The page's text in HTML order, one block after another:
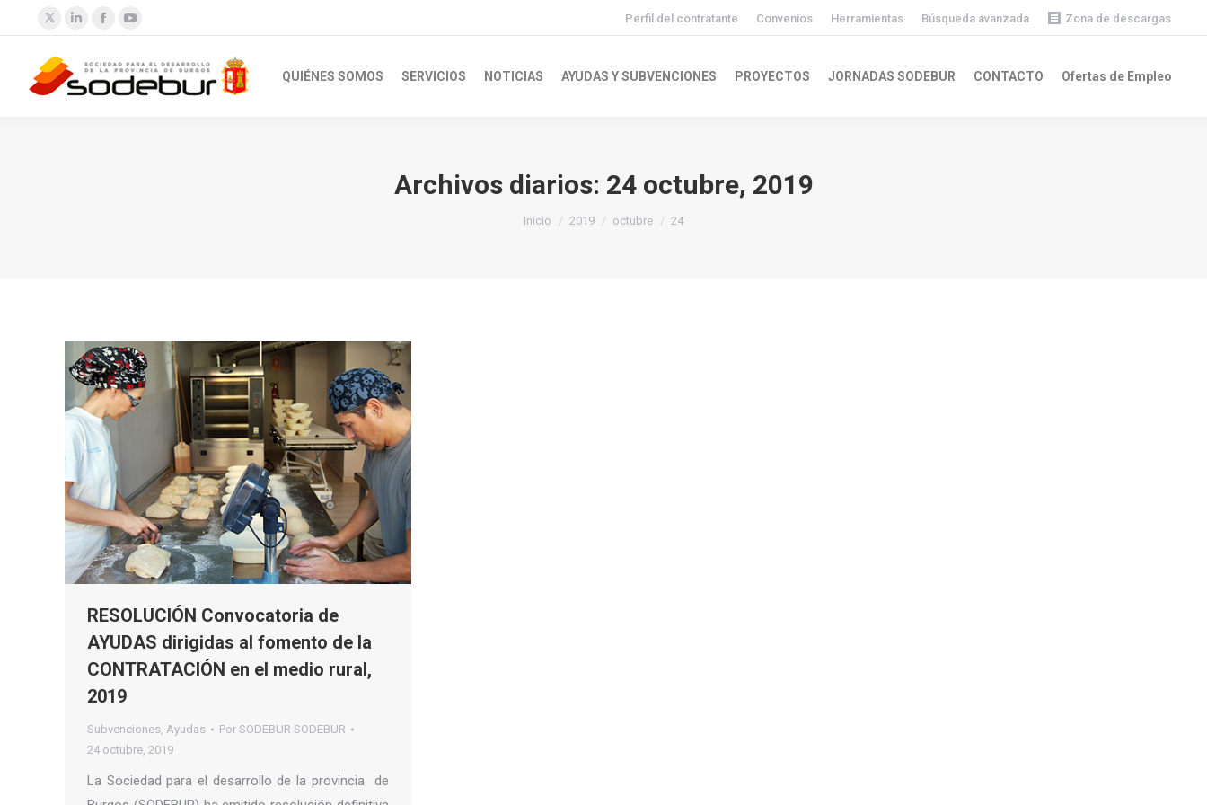
LinkedinFacebook
Perfil del contratante Convenios Herramientas Búsqueda avanzada Zona de descargas
QUIÉNES SOMOS SERVICIOS NOTICIAS AYUDAS Y SUBVENCIONES PROYECTOS JORNADAS SODEBUR CONTACTO Ofertas de Empleo
Archivos diarios: 24 octubre, 2019
Inicio 2019 octubre 24
RESOLUCIÓN Convocatoria de
AYUDAS dirigidas al fomento de la
CONTRATACIÓN en el medio rural,
2019
Subvenciones, Ayudas Por SODEBUR SODEBUR
24 octubre, 2019
La Sociedad para el desarrollo de la provincia de